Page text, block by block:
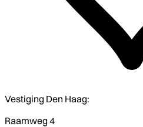
Vestiging Den Haag:
Raamweg 4